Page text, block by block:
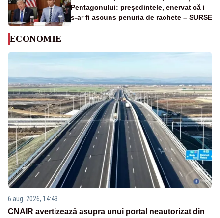
Pentagonului: președintele, enervat că i
s-ar fi ascuns penuria de rachete – SURSE
ECONOMIE
6 aug. 2026, 14:43
CNAIR avertizează asupra unui portal neautorizat din